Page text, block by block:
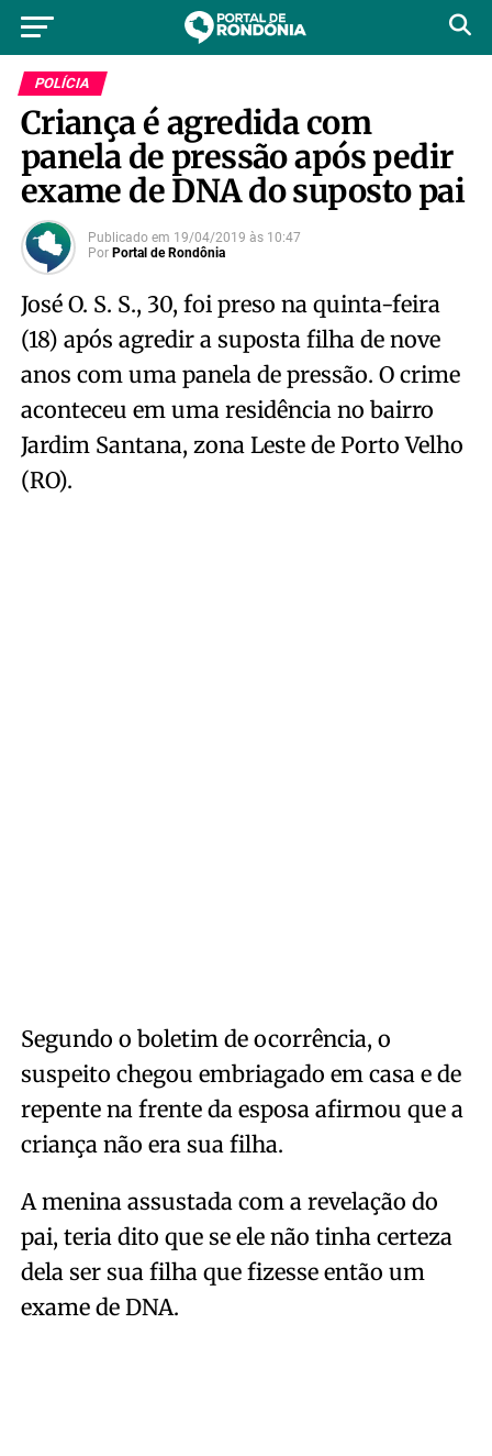
POLÍCIA
Criança é agredida com
panela de pressão após pedir
exame de DNA do suposto pai
Publicado em 19/04/2019 às 10:47
Por Portal de Rondônia
José O. S. S., 30, foi preso na quinta-feira
(18) após agredir a suposta filha de nove
anos com uma panela de pressão. O crime
aconteceu em uma residência no bairro
Jardim Santana, zona Leste de Porto Velho
(RO).
Segundo o boletim de ocorrência, o
suspeito chegou embriagado em casa e de
repente na frente da esposa afirmou que a
criança não era sua filha.
A menina assustada com a revelação do
pai, teria dito que se ele não tinha certeza
dela ser sua filha que fizesse então um
exame de DNA.